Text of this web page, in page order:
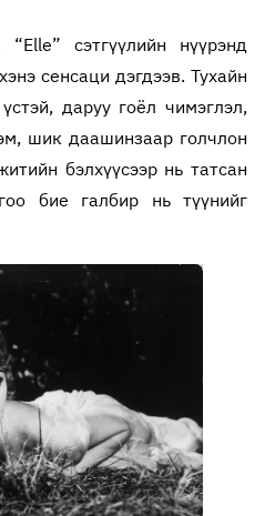
сэтгүүлийн нүүрэнд
сенсаци дэгдээв. Тухайн
даруу гоёл чимэглэл,
шик даашинзаар голчлон
бэлхүүсээр нь татсан
бие галбир нь түүнийг